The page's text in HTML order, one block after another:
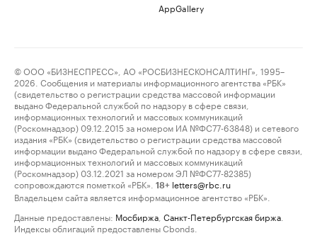
AppGallery
© ООО «БИЗНЕСПРЕСС», АО «РОСБИЗНЕСКОНСАЛТИНГ», 1995–
2026. Сообщения и материалы информационного агентства «РБК»
(свидетельство о регистрации средства массовой информации
выдано Федеральной службой по надзору в сфере связи,
информационных технологий и массовых коммуникаций
(Роскомнадзор) 09.12.2015 за номером ИА №ФС77-63848) и сетевого
издания «РБК» (свидетельство о регистрации средства массовой
информации выдано Федеральной службой по надзору в сфере связи,
информационных технологий и массовых коммуникаций
(Роскомнадзор) 03.12.2021 за номером ЭЛ №ФС77-82385)
сопровождаются пометкой «РБК».
18+ letters@rbc.ru
Владельцем сайта является информационное агентство «РБК».
Данные предоставлены: Мосбиржа Санкт-Петербургская биржа
Индексы облигаций предоставлены Cbonds.